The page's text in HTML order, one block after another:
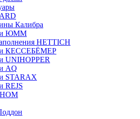
Калибра
ЮММ
HETTICH
КЕССЕБЁМЕР
UNIHOPPER
AQ
STARAX
REJS